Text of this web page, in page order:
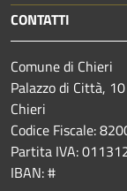
CONTATTI
Comune di Chieri
Palazzo di Città,
Chieri
Codice Fiscale:
Partita IVA:
IBAN: #